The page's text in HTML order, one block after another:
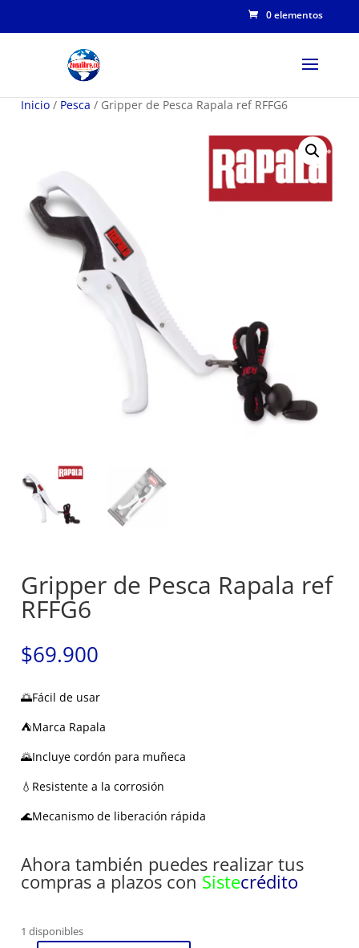
0 elementos
Inicio / Pesca / Gripper de Pesca Rapala ref RFFG6
Gripper de Pesca Rapala ref
RFFG6
$69.900
🌅Fácil de usar
⛺Marca Rapala
🌄Incluye cordón para muñeca
💧Resistente a la corrosión
🌊Mecanismo de liberación rápida
Ahora también puedes realizar tus
compras a plazos con Sistecrédito
1 disponibles